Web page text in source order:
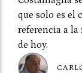
que solo es el
referencia a la
de hoy.